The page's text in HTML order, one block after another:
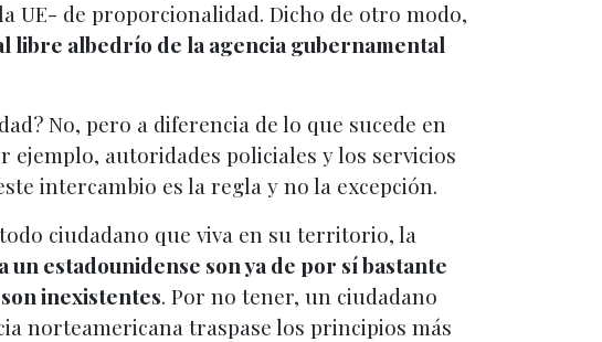
UE- de proporcionalidad. Dicho de otro modo,
libre albedrío de la agencia gubernamental
No, pero a diferencia de lo que sucede en
autoridades policiales y los servicios
intercambio es la regla y no la excepción.
ciudadano que viva en su territorio, la
estadounidense son ya de por sí bastante
inexistentes. Por no tener, un ciudadano
norteamericana traspase los principios más